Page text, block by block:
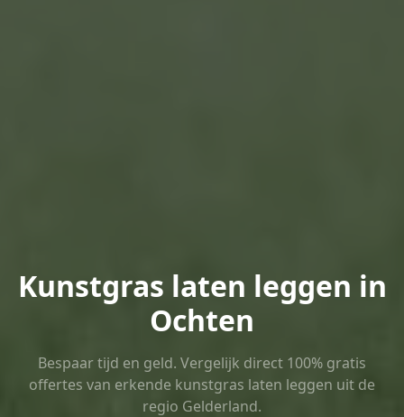
Kunstgras laten leggen in
Ochten
Bespaar tijd en geld. Vergelijk direct 100% gratis
offertes van erkende kunstgras laten leggen uit de
regio Gelderland.